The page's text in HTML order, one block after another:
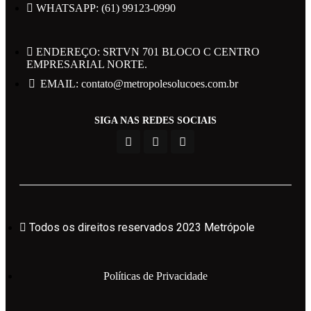
WHATSAPP: (61) 99123-0990
ENDEREÇO: SRTVN 701 BLOCO C CENTRO
EMPRESARIAL NORTE.
EMAIL: contato@metropolesolucoes.com.br
SIGA NAS REDES SOCIAIS
Todos os direitos reservados 2023 Metrópole
Políticas de Privacidade